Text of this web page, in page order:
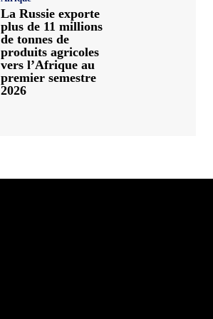
La Russie exporte
plus de 11 millions
de tonnes de
produits agricoles
vers l’Afrique au
premier semestre
2026